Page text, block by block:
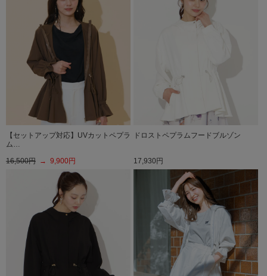
【セットアップ対応】UVカットペプラ
ム…
16,500円 → 9,900円
ドロストペプラムフードブルゾン
17,930円